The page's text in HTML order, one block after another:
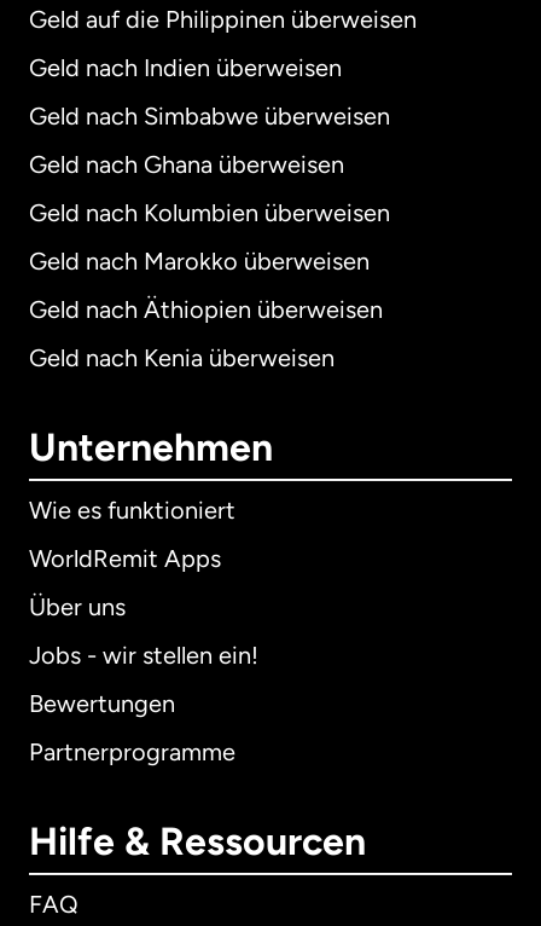
Geld auf die Philippinen überweisen
Geld nach Indien überweisen
Geld nach Simbabwe überweisen
Geld nach Ghana überweisen
Geld nach Kolumbien überweisen
Geld nach Marokko überweisen
Geld nach Äthiopien überweisen
Geld nach Kenia überweisen
Unternehmen
Wie es funktioniert
WorldRemit Apps
Über uns
Jobs - wir stellen ein!
Bewertungen
Partnerprogramme
Hilfe & Ressourcen
FAQ